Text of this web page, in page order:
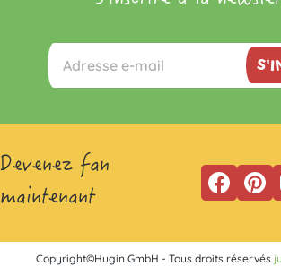
Devenez fan
maintenant
Copyright©Hugin GmbH - Tous droits réservés